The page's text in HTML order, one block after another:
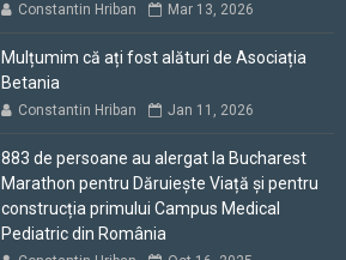
Constantin Hriban Mar 13, 2026
Mulțumim că ați fost alături de Asociația
Betania
Constantin Hriban Jan 11, 2026
883 de persoane au alergat la Bucharest
Marathon pentru Dăruiește Viață și pentru
construcția primului Campus Medical
Pediatric din România